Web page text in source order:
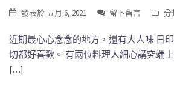
發表於 五月 6, 2021 留下留言 分
近期最心心念念的地方，還有大人味 日
切都好喜歡。 有兩位料理人細心講究端
[…]